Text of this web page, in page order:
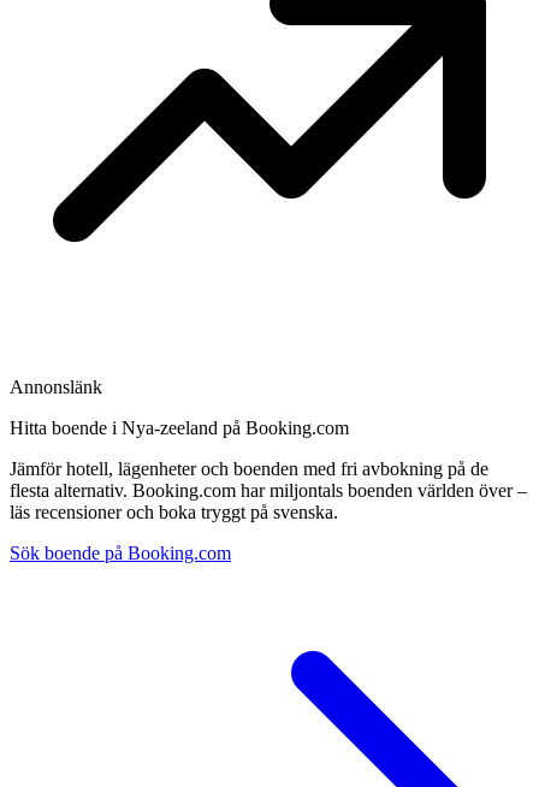
Annonslänk
Hitta boende i Nya-zeeland på Booking.com
Jämför hotell, lägenheter och boenden med fri avbokning på de
flesta alternativ. Booking.com har miljontals boenden världen över –
läs recensioner och boka tryggt på svenska.
Sök boende på Booking.com